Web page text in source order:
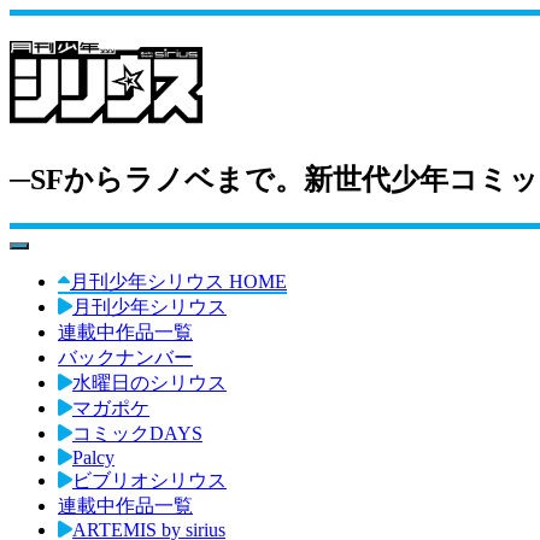
─SFからラノベまで。新世代少年コミ
toggle navigation
月刊少年シリウス HOME
月刊少年シリウス
連載中作品一覧
バックナンバー
水曜日のシリウス
マガポケ
コミックDAYS
Palcy
ビブリオシリウス
連載中作品一覧
ARTEMIS by sirius